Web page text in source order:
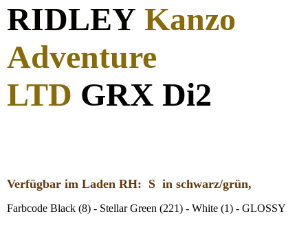
RIDLEY Kanzo
Adventure
LTD GRX Di2
Verfügbar im Laden RH: S in schwarz/grün,
Farbcode Black (8) - Stellar Green (221) - White (1) - GLOSSY